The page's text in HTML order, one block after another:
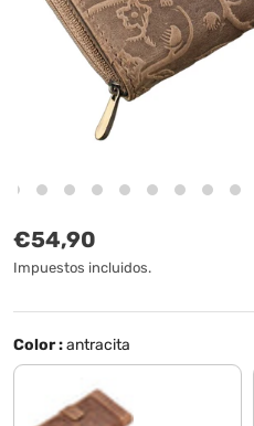
Precio normal
€54,90
Impuestos incluidos.
Color :antracita